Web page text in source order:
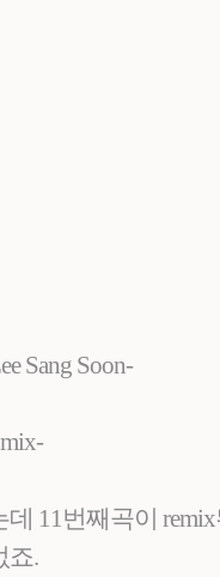
Sang Soon-
11번째곡이
죠.